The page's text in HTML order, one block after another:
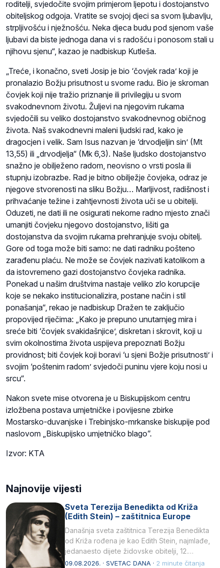
roditelji, svjedočite svojim primjerom ljepotu i dostojanstvo
obiteljskog odgoja. Vratite se svojoj djeci sa svom ljubavlju,
strpljivošću i nježnošću. Neka djeca budu pod sjenom vaše
ljubavi da biste jednoga dana vi s radošću i ponosom stali u
njihovu sjenu“, kazao je nadbiskup Kutleša.
„Treće, i konačno, sveti Josip je bio ‘čovjek rada’ koji je
pronalazio Božju prisutnost u svome radu. Bio je skroman
čovjek koji nije tražio priznanje ili privilegiju u svom
svakodnevnom životu. Žuljevi na njegovim rukama
svjedočili su veliko dostojanstvo svakodnevnog običnog
života. Naš svakodnevni maleni ljudski rad, kako je
dragocjen i velik. Sam Isus nazvan je ‘drvodjeljin sin’ (Mt
13,55) ili „drvodjelja“ (Mk 6,3). Naše ljudsko dostojanstvo
snažno je obilježeno radom, neovisno o vrsti posla ili
stupnju izobrazbe. Rad je bitno obilježje čovjeka, odraz je
njegove stvorenosti na sliku Božju… Marljivost, radišnost i
prihvaćanje težine i zahtjevnosti života uči se u obitelji.
Oduzeti, ne dati ili ne osigurati nekome radno mjesto znači
umanjiti čovjeku njegovo dostojanstvo, lišiti ga
dostojanstva da svojim rukama prehranjuje svoju obitelj.
Gore od toga može biti samo: ne dati radniku pošteno
zarađenu plaću. Ne može se čovjek nazivati katolikom a
da istovremeno gazi dostojanstvo čovjeka radnika.
Ponekad u našim društvima nastaje veliko zlo korupcije
koje se nekako institucionalizira, postane način i stil
ponašanja“, rekao je nadbiskup Dražen te zaključio
propovijed riječima: „Kako je prepuno unutarnjeg mira i
sreće biti ‘čovjek svakidašnjice’, diskretan i skrovit, koji u
svim okolnostima života uspijeva prepoznati Božju
providnost; biti čovjek koji boravi ‘u sjeni Božje prisutnosti’ i
svojim ‘poštenim radom’ svjedoči puninu vjere koju nosi u
srcu“.
Nakon svete mise otvorena je u Biskupijskom centru
izložbena postava umjetničke i povijesne zbirke
Mostarsko-duvanjske i Trebinjsko-mrkanske biskupije pod
naslovom „Biskupijsko umjetničko blago”.
Izvor: KTA
Najnovije vijesti
Sveta Terezija Benedikta od Križa
(Edith Stein) – zaštitnica Europe
Današnja sveta zaštitnica Terezija Benedikta
od Križa rođena je kao Edith Stein, najmlađe,
jedanaesto dijete židovske obitelji, 12.
listopada 1891, u Wrocławu…
09.08.2026. · SVETAC DANA · 2 minute čitanja